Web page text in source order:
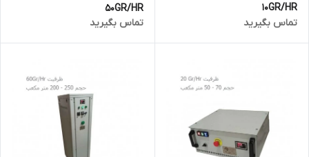
10GR/HR
تماس بگیرید
50GR/HR
تماس بگیرید